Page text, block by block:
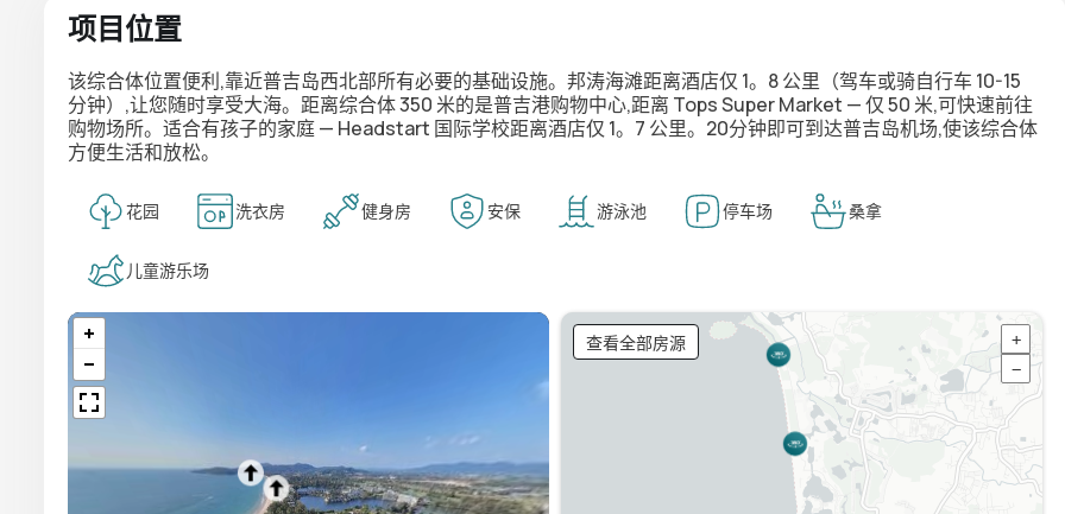
项目位置
该综合体位置便利,靠近普吉岛西北部所有必要的基础设施。邦涛海滩距离酒店仅 1。8 公里（驾车或骑自行车 10-15
分钟）,让您随时享受大海。距离综合体 350 米的是普吉港购物中心,距离 Tops Super Market — 仅 50 米,可快速前往
购物场所。适合有孩子的家庭 — Headstart 国际学校距离酒店仅 1。7 公里。20分钟即可到达普吉岛机场,使该综合体
方便生活和放松。
花园 洗衣房 健身房 安保 游泳池 停车场 桑拿
儿童游乐场
查看全部房源
+
−